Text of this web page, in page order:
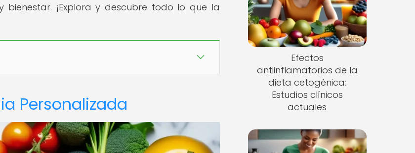
¡Explora y descubre todo lo que la
Personalizada
Efectos
antiinflamatorios de la
dieta cetogénica:
Estudios clínicos
actuales